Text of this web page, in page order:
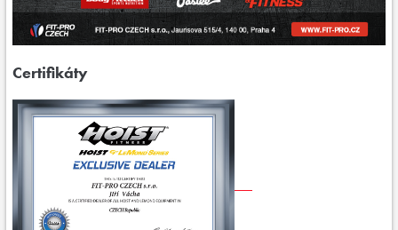
Certifikáty